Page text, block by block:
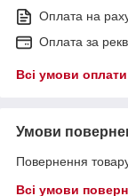
Оплата на
Оплата за
Всі умови оплати
Умови
Повернення
Всі умови